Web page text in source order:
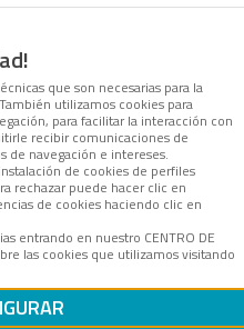
que son necesarias para la
utilizamos cookies para
para facilitar la interacción con
recibir comunicaciones de
de navegación e intereses.
de cookies de perfiles
rechazar puede hacer clic en
de cookies haciendo clic en
entrando en nuestro CENTRO DE
las cookies que utilizamos visitando